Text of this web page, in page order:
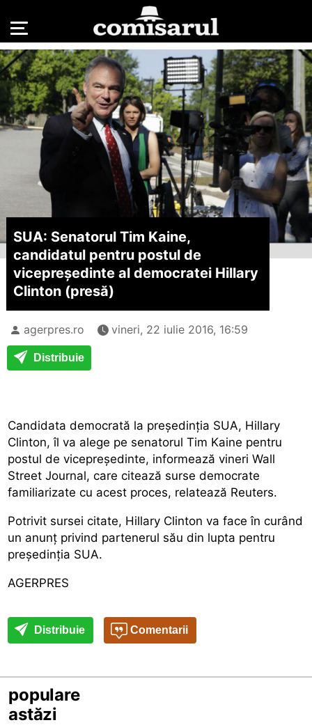
SUA: Senatorul Tim Kaine,
candidatul pentru postul de
vicepreședinte al democratei Hillary
Clinton (presă)
agerpres.ro vineri, 22 iulie 2016, 16:59
Distribuie
Candidata democrată la președinția SUA, Hillary
Clinton, îl va alege pe senatorul Tim Kaine pentru
postul de vicepreședinte, informează vineri Wall
Street Journal, care citează surse democrate
familiarizate cu acest proces, relatează Reuters.
Potrivit sursei citate, Hillary Clinton va face în curând
un anunț privind partenerul său din lupta pentru
președinția SUA.
AGERPRES
Distribuie Comentarii
populare
astăzi